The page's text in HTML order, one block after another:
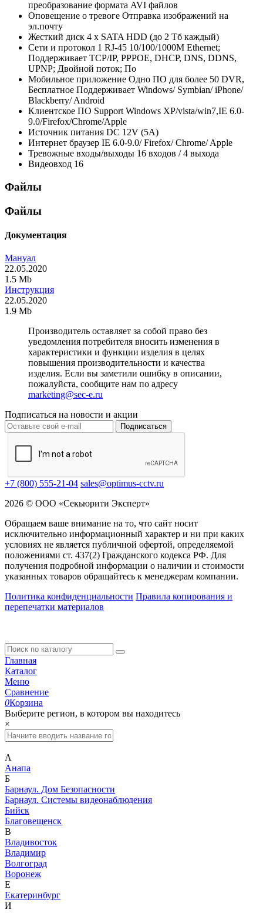
преобразование формата AVI файлов
Оповещение о тревоге Отправка изображений на
эл.почту
Жесткий диск 4 x SATA HDD (до 2 Тб каждый)
Сети и протокол 1 RJ-45 10/100/1000M Ethernet;
Поддерживает TCP/IP, PPPOE, DHCP, DNS, DDNS,
UPNP; Двойной поток; По
Мобильное приложение Одно ПО для более 50 DVR,
Бесплатное Поддерживает Windows/ Symbian/ iPhone/
Blackberry/ Android
Клиентское ПО Support Windows XP/vista/win7,IE 6.0-
9.0/Firefox/Chrome/Apple
Источник питания DC 12V (5A)
Интернет браузер IE 6.0-9.0/ Firefox/ Chrome/ Apple
Тревожные входы/выходы 16 входов / 4 выхода
Видеовход 16
Файлы
Файлы
Документация
Мануал
22.05.2020
1.5 Mb
Инструкция
22.05.2020
1.9 Mb
Производитель оставляет за собой право без
уведомления потребителя вносить изменения в
характеристики и функции изделия в целях
повышения производительности и качества
изделия. Если вы заметили ошибку в описании,
пожалуйста, сообщите нам по адресу
marketing@sec-e.ru
Подписаться на новости и акции
Подписаться
+7 (800) 555-21-04 sales@optimus-cctv.ru
2026 © ООО «Секьюрити Эксперт»
Обращаем ваше внимание на то, что сайт носит
исключительно информационный характер и ни при каких
условиях не является публичной офертой, определяемой
положениями ст. 437(2) Гражданского кодекса РФ. Для
получения подробной информации о наличии и стоимости
указанных товаров обращайтесь к менеджерам компании.
Политика конфиденциальности Правила копирования и
перепечатки материалов
Главная
Каталог
Меню
Сравнение
0Корзина
Выберите регион, в котором вы находитесь
×
А
Анапа
Б
Барнаул. Дом Безопасности
Барнаул. Системы видеонаблюдения
Бийск
Благовещенск
В
Владивосток
Владимир
Волгоград
Воронеж
Е
Екатеринбург
И